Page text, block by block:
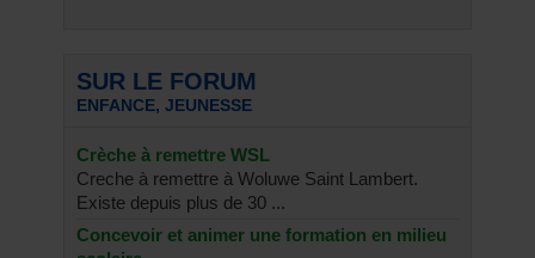
SUR LE FORUM
ENFANCE, JEUNESSE
Crèche à remettre WSL
Creche à remettre à Woluwe Saint Lambert.
Existe depuis plus de 30 ...
Concevoir et animer une formation en milieu